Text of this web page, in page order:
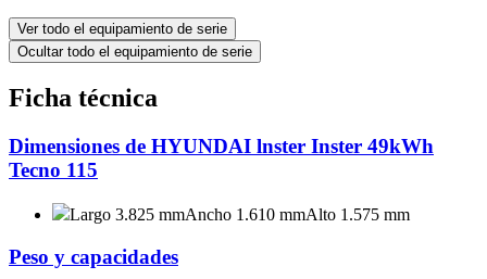
Ver todo el equipamiento de serie
Ocultar todo el equipamiento de serie
Ficha técnica
Dimensiones de HYUNDAI lnster Inster 49kWh
Tecno 115
Largo 3.825 mmAncho 1.610 mmAlto 1.575 mm
Peso y capacidades